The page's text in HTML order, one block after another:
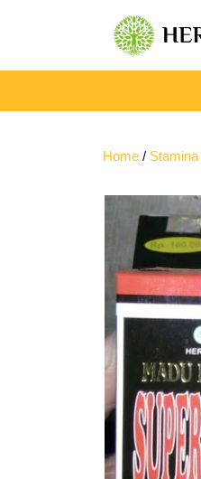
Home / Stamina